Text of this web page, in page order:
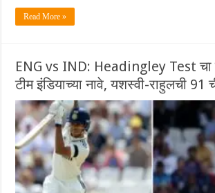
Read More »
ENG vs IND: Headingley Test चा
टीम इंडियाच्या नावे, यशस्वी-राहुलची 91